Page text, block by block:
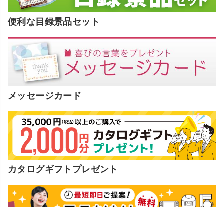
便利な目録景品セット
メッセージカード
カタログギフトプレゼント